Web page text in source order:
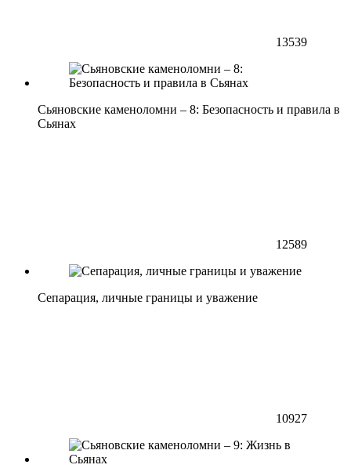
13539
Сьяновские каменоломни – 8: Безопасность и правила в
Сьянах
12589
Сепарация, личные границы и уважение
10927